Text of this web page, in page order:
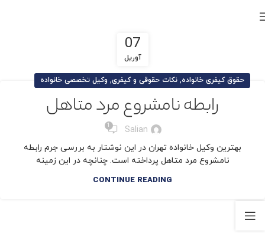
07
آوریل
حقوق کیفری خانواده, نکات حقوقی و کیفری, وکیل تخصصی خانواده
رابطه نامشروع مرد متاهل
Salian
1
بهترین وکیل خانواده تهران در این نوشتار به بررسی جرم رابطه
نامشروع مرد متاهل پرداخته است. چنانچه در این زمینه
CONTINUE READING